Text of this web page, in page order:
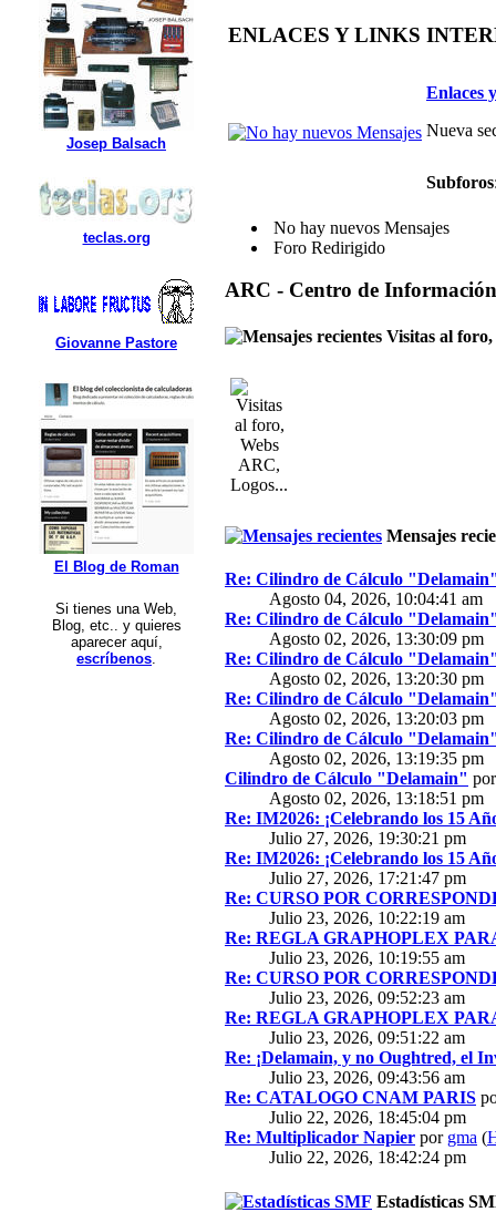
Josep Balsach
teclas.org
Giovanne Pastore
El Blog de Roman
Si tienes una Web,
Blog, etc.. y quieres
aparecer aquí,
escríbenos.
ENLACES Y LINKS
Enlaces
Nueva
Subforos
No hay nuevos Mensajes
Foro Redirigido
ARC - Centro de Información
Visitas al
Mensajes
Re: Cilindro de Cálculo
Agosto 04, 2026, 10:04:41 am
Re: Cilindro de Cálculo
Agosto 02, 2026, 13:30:09 pm
Re: Cilindro de Cálculo
Agosto 02, 2026, 13:20:30 pm
Re: Cilindro de Cálculo
Agosto 02, 2026, 13:20:03 pm
Re: Cilindro de Cálculo
Agosto 02, 2026, 13:19:35 pm
Cilindro de Cálculo "Delamain"
Agosto 02, 2026, 13:18:51 pm
Re: IM2026: ¡Celebrando los 15
Julio 27, 2026, 19:30:21 pm
Re: IM2026: ¡Celebrando los 15
Julio 27, 2026, 17:21:47 pm
Re: CURSO POR
Julio 23, 2026, 10:22:19 am
Re: REGLA GRAPHOPLEX
Julio 23, 2026, 10:19:55 am
Re: CURSO POR
Julio 23, 2026, 09:52:23 am
Re: REGLA GRAPHOPLEX
Julio 23, 2026, 09:51:22 am
Re: ¡Delamain, y no Oughtred, el
Julio 23, 2026, 09:43:56 am
Re: CATALOGO CNAM PARIS
Julio 22, 2026, 18:45:04 pm
Re: Multiplicador Napier por gma (
Julio 22, 2026, 18:42:24 pm
Estadísticas